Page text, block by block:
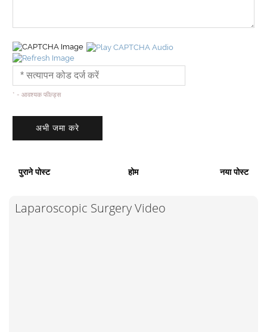
* - आवश्यक फील्ड्स
पुराने पोस्ट होम नया पोस्ट
Laparoscopic Surgery Video